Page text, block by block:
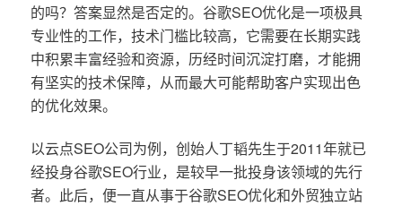
的吗？答案显然是否定的。谷歌SEO优化是一项极具
专业性的工作，技术门槛比较高，它需要在长期实践
中积累丰富经验和资源，历经时间沉淀打磨，才能拥
有坚实的技术保障，从而最大可能帮助客户实现出色
的优化效果。
以云点SEO公司为例，创始人丁韬先生于2011年就已
经投身谷歌SEO行业，是较早一批投身该领域的先行
者。此后，便一直从事于谷歌SEO优化和外贸独立站